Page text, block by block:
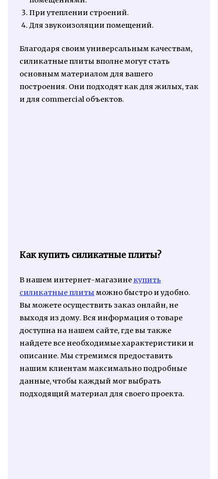
При утеплении строений.
Для звукоизоляции помещений.
Благодаря своим универсальным качествам,
силикатные плиты вполне могут стать
основным материалом для вашего
построения. Они подходят как для жилых, так
и для commercial объектов.
Как купить силикатные плиты?
В нашем интернет-магазине купить
силикатные плиты можно быстро и удобно.
Вы можете осуществить заказ онлайн, не
выходя из дому. Вся информация о товаре
доступна на нашем сайте, где вы также
найдете все необходимые характеристики и
описание. Мы стремимся предоставить
нашим клиентам максимально подробные
данные, чтобы каждый мог выбрать
подходящий материал для своего проекта.